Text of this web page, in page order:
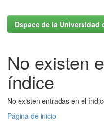
Dspace de la Universidad
No existen
índice
No existen entradas en el
Página de inicio